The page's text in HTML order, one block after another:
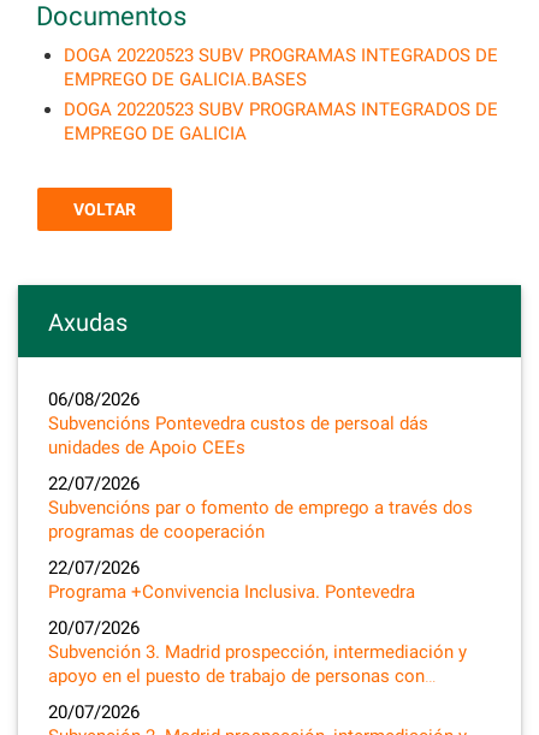
Documentos
DOGA 20220523 SUBV PROGRAMAS INTEGRADOS DE
EMPREGO DE GALICIA.BASES
DOGA 20220523 SUBV PROGRAMAS INTEGRADOS DE
EMPREGO DE GALICIA
VOLTAR
Axudas
06/08/2026
Subvencións Pontevedra custos de persoal dás
unidades de Apoio CEEs
22/07/2026
Subvencións par o fomento de emprego a través dos
programas de cooperación
22/07/2026
Programa +Convivencia Inclusiva. Pontevedra
20/07/2026
Subvención 3. Madrid prospección, intermediación y
apoyo en el puesto de trabajo de personas con…
20/07/2026